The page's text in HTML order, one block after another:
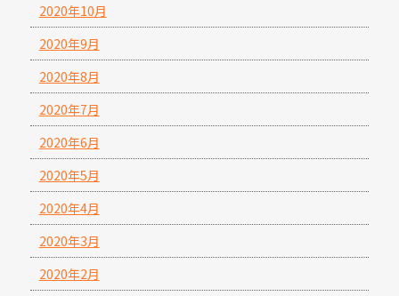
2020年10月
2020年9月
2020年8月
2020年7月
2020年6月
2020年5月
2020年4月
2020年3月
2020年2月